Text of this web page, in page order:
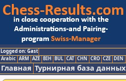
Logged on: Gast
Arabic ARM AZE BIH BUL CAT CHN CRO CZE DEN
Главная Турнирная база данных